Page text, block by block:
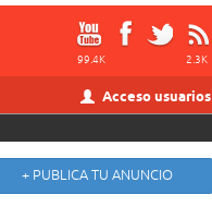
99.4K 2.3K
Acceso usuarios
+ PUBLICA TU ANUNCIO